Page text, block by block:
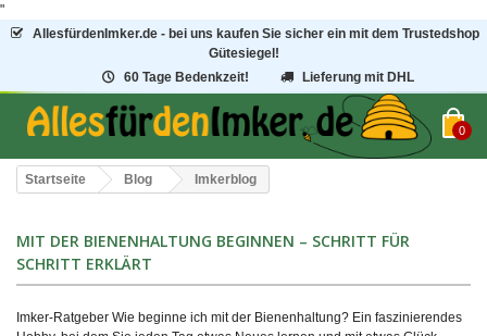
"
AllesfürdenImker.de - bei uns kaufen Sie sicher ein mit dem Trustedshop
Gütesiegel!
60 Tage Bedenkzeit!
Lieferung mit DHL
0
Startseite Blog Imkerblog
MIT DER BIENENHALTUNG BEGINNEN – SCHRITT FÜR
SCHRITT ERKLÄRT
Imker-Ratgeber Wie beginne ich mit der Bienenhaltung? Ein faszinierendes